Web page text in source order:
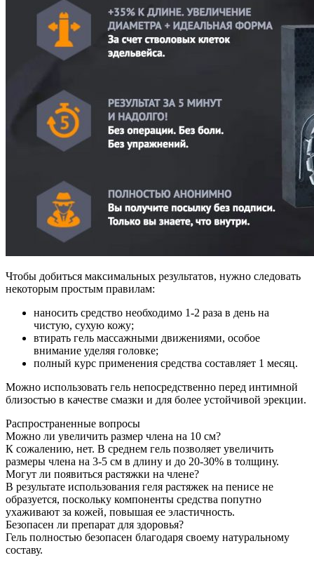
Чтобы добиться максимальных результатов, нужно следовать
некоторым простым правилам:
наносить средство необходимо 1-2 раза в день на
чистую, сухую кожу;
втирать гель массажными движениями, особое
внимание уделяя головке;
полный курс применения средства составляет 1 месяц.
Можно использовать гель непосредственно перед интимной
близостью в качестве смазки и для более устойчивой эрекции.
Распространенные вопросы
Можно ли увеличить размер члена на 10 см?
К сожалению, нет. В среднем гель позволяет увеличить
размеры члена на 3-5 см в длину и до 20-30% в толщину.
Могут ли появиться растяжки на члене?
В результате использования геля растяжек на пенисе не
образуется, поскольку компоненты средства попутно
ухаживают за кожей, повышая ее эластичность.
Безопасен ли препарат для здоровья?
Гель полностью безопасен благодаря своему натуральному
составу.